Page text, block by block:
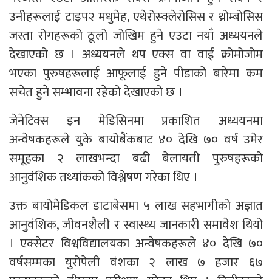
उनीहरूलाई टाइप२ मधुमेह, एथेरोस्क्लेरोसिस र थ्रोम्बोसिस
जस्ता रोगहरूको ठूलो जोखिम हुने एउटा नयाँ अध्ययनले
देखाएको छ । अध्ययनले थप एक्स वा वाई क्रोमोजोम
भएका पुरुषहरूलाई आफूलाई हुने पीडाको बारेमा कम
सचेत हुने सम्भावना रहेको देखाएको छ ।
जेनेटिक्स इन मेडिसिनमा प्रकाशित अध्ययनमा
अन्वेषकहरूले युके बायोबैंकबाट ४० देखि ७० वर्ष उमेर
समूहका २ लाखभन्दा बढी बेलायती पुरुषहरूको
आनुवंशिक तथ्यांकको विश्लेषण गरेका थिए ।
उक्त बायोमेडिकल डाटाबेसमा ५ लाख सहभागीको अज्ञात
आनुवंशिक, जीवनशैली र स्वास्थ्य जानकारी समावेश थियो
। एक्सेटर विश्वविद्यालयका अन्वेषकहरूले ४० देखि ७०
वर्षसम्मका युरोपेली वंशका २ लाख ७ हजार ६७